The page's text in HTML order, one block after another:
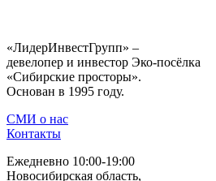
«ЛидерИнвестГрупп» –
девелопер и инвестор Эко-посёлка
«Сибирские просторы».
Основан в 1995 году.
СМИ о нас
Контакты
Ежедневно 10:00-19:00
Новосибирская область,